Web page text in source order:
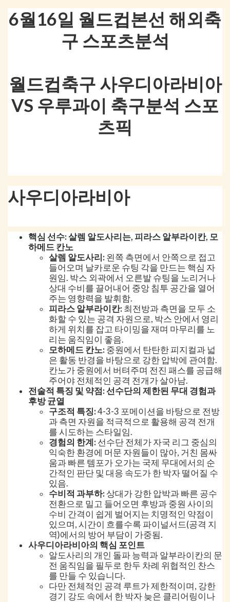
6월16일 월드컵본선 해외축
구 스포츠분석
월드컵축구 사우디아라비아
VS 우루과이 축구분석 스포
츠픽
사우디아라비아
핵심 선수: 살렘 알도사리는, 피라스 알부라이칸, 모
하메드 칸노
살렘 알도사리: 왼쪽 측면에서 안쪽으로 접고
들어오며 날카로운 슈팅 각을 만드는 핵심 자
원임. 박스 외곽에서 오른발 슈팅을 노리거나
상대 수비를 끌어내어 중앙 침투 공간을 열어
주는 영향력을 발휘함.
피라스 알부라이칸: 최전방과 측면을 모두 소
화할 수 있는 공격 자원으로, 박스 안에서 영리
하게 위치를 잡고 타이밍을 재며 마무리를 노
리는 움직임이 좋음.
모하메드 칸노: 중원에서 탄탄한 피지컬과 넓
은 활동 반경을 바탕으로 강한 압박에 관여함.
칸노가 중원에서 버텨주며 전진 패스를 공급해
주어야 전체적인 공격 전개가 살아남.
전술적 특징 및 약점: 선수단의 제한된 무대 경험과
후방 균열
구조적 특징: 4-3-3 포메이션을 바탕으로 전방
과 측면 자원을 적극적으로 활용해 공격 전개
를 시도하는 스타일임.
경험의 한계: 선수단 전체가 자국 리그 중심의
익숙한 환경에 머문 자원들이 많아, 거친 몸싸
움과 빠른 템포가 오가는 국제 무대에서의 순
간적인 판단 및 대응 속도가 한 박자 떨어질 수
있음.
수비적 과부하: 상대가 강한 압박과 빠른 공수
전환으로 밀고 들어오면 후방과 중원 사이의
수비 간격이 쉽게 벌어지는 치명적인 약점이
있으며, 시간이 흐를수록 파이널서드(공격 지
역)에서의 방어 부담이 가중됨.
사우디아라비아의 핵심 포인트
알도사리의 개인 돌파 능력과 알부라이칸의 문
전 움직임을 필두로 한두 차례 위협적인 찬스
를 만들 수 있습니다.
다만 전체적인 공격 루트가 제한적이며, 강한
경기 강도 속에서 한 박자 늦은 클리어링이나